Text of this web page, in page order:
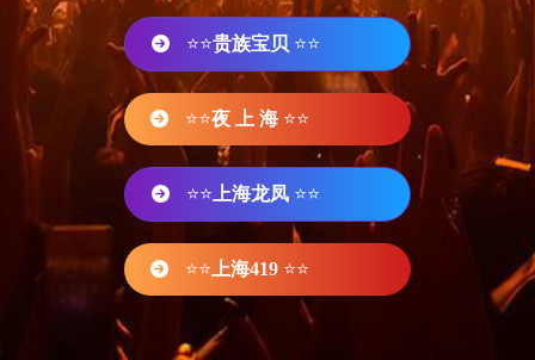
⭐⭐贵族宝贝 ⭐⭐
⭐⭐夜 上 海 ⭐⭐
⭐⭐ 上海龙凤 ⭐⭐
⭐⭐ 上海419 ⭐⭐